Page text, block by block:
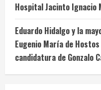
Hospital Jacinto Ignacio
Eduardo Hidalgo y la
Eugenio María de
candidatura de Gonzalo